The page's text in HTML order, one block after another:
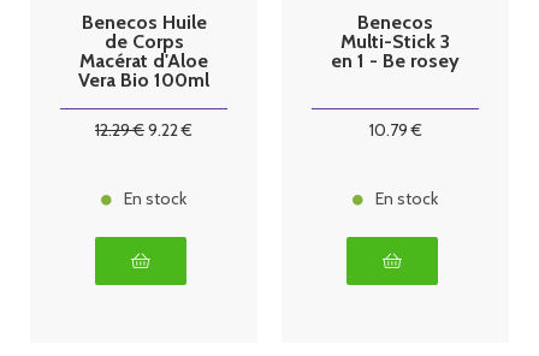
Benecos Huile
de Corps
Macérat d'Aloe
Vera Bio 100ml
12.29€9.22€
En stock
Benecos
Multi-Stick 3
en 1 - Be rosey
10.79€
En stock